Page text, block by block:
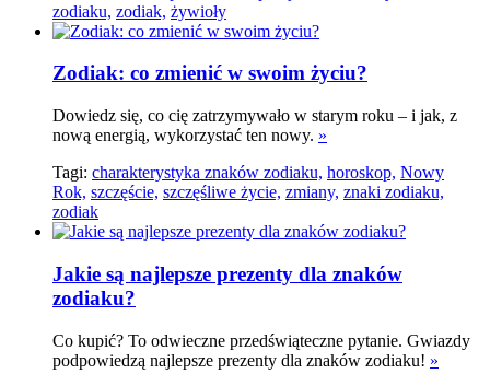
zodiaku, zodiak, żywioły
Zodiak: co zmienić w swoim życiu?
Dowiedz się, co cię zatrzymywało w starym roku – i jak, z
nową energią, wykorzystać ten nowy. »
Tagi: charakterystyka znaków zodiaku, horoskop, Nowy
Rok, szczęście, szczęśliwe życie, zmiany, znaki zodiaku,
zodiak
Jakie są najlepsze prezenty dla znaków
zodiaku?
Co kupić? To odwieczne przedświąteczne pytanie. Gwiazdy
podpowiedzą najlepsze prezenty dla znaków zodiaku! »